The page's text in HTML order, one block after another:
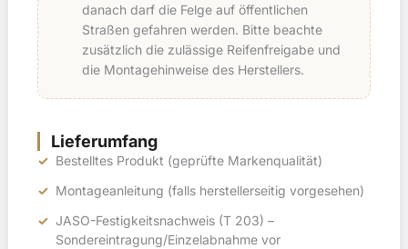
danach darf die Felge auf öffentlichen
Straßen gefahren werden. Bitte beachte
zusätzlich die zulässige Reifenfreigabe und
die Montagehinweise des Herstellers.
Lieferumfang
Bestelltes Produkt (geprüfte Markenqualität)
Montageanleitung (falls herstellerseitig vorgesehen)
JASO-Festigkeitsnachweis (T 203) –
Sondereintragung/Einzelabnahme vor